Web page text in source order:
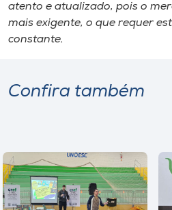
atento e atualizado, pois o
mais exigente, o que requer
constante.
Confira também